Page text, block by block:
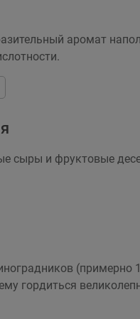
аромат
сыры и фруктовые
гордиться